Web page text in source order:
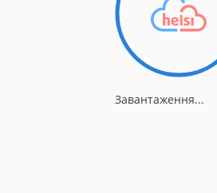
Завантаження...